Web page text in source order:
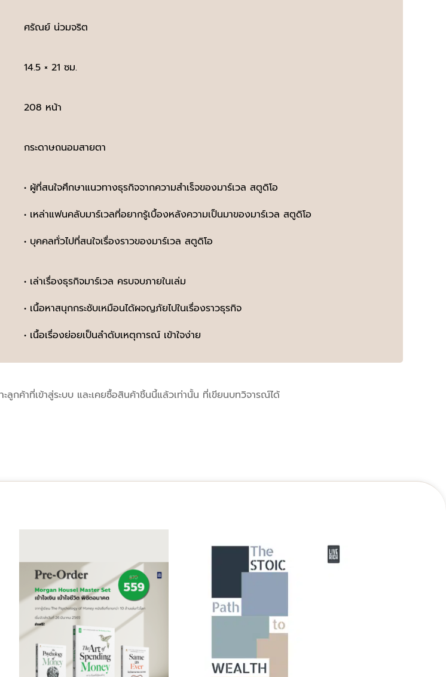
ศรัณย์ น่วมจริต
14.5 × 21 ซม.
208 หน้า
กระดาษถนอมสายตา
• ผู้ที่สนใจศึกษาแนวทางธุรกิจจากความสำเร็จของมาร์เวล สตูดิโอ
• เหล่าแฟนคลับมาร์เวลที่อยากรู้เบื้องหลังความเป็นมาของมาร์เวล สตูดิโอ
• บุคคลทั่วไปที่สนใจเรื่องราวของมาร์เวล สตูดิโอ
• เล่าเรื่องธุรกิจมาร์เวล ครบจบภายในเล่ม
• เนื้อหาสนุกกระชับเหมือนได้ผจญภัยไปในเรื่องราวธุรกิจ
• เนื้อเรื่องย่อยเป็นลำดับเหตุการณ์ เข้าใจง่าย
ะลูกค้าที่เข้าสู่ระบบ และเคยซื้อสินค้าชิ้นนี้แล้วเท่านั้น ที่เขียนบทวิจารณ์ได้
879.00฿. 559.00฿.
price
was:
295.00฿.242.00฿.